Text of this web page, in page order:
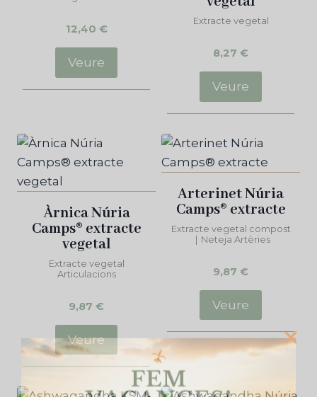
12,40 €
Veure
Extracte vegetal
8,27 €
Veure
Àrnica Núria
Camps® extracte
vegetal
Extracte vegetal
Articulacions
9,87 €
Veure
Arterinet Núria
Camps® extracte
Extracte vegetal compost
| Neteja Artèries
9,87 €
Veure